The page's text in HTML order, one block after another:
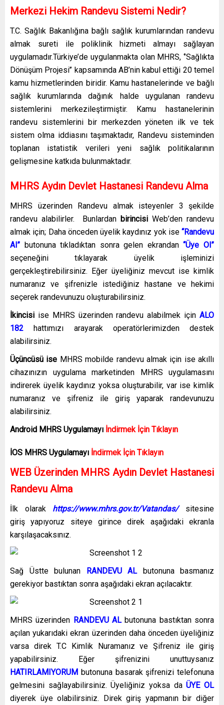
Merkezi Hekim Randevu Sistemi Nedir?
T.C. Sağlık Bakanlığına bağlı sağlık kurumlarından randevu
almak sureti ile poliklinik hizmeti almayı sağlayan
uygulamadır.Türkiye’de uygulanmakta olan MHRS, ‘’Sağlıkta
Dönüşüm Projesi’’ kapsamında AB’nin kabul ettiği 20 temel
kamu hizmetlerinden biridir. Kamu hastanelerinde ve bağlı
sağlık kurumlarında dağınık halde uygulanan randevu
sistemlerini merkezileştirmiştir. Kamu hastanelerinin
randevu sistemlerini bir merkezden yöneten ilk ve tek
sistem olma iddiasını taşımaktadır, Randevu sisteminden
toplanan istatistik verileri yeni sağlık politikalarının
gelişmesine katkıda bulunmaktadır.
MHRS Aydın Devlet Hastanesi Randevu Alma
MHRS üzerinden Randevu almak isteyenler 3 şekilde
randevu alabilirler. Bunlardan birincisi Web’den randevu
almak için; Daha önceden üyelik kaydınız yok ise “Randevu
Al” butonuna tıkladıktan sonra gelen ekrandan“Üye Ol”
seçeneğini tıklayarak üyelik işleminizi
gerçekleştirebilirsiniz. Eğer üyeliğiniz mevcut ise kimlik
numaranız ve şifrenizle istediğiniz hastane ve hekimi
seçerek randevunuzu oluşturabilirsiniz.
İkincisi ise MHRS üzerinden randevu alabilmek için ALO
182 hattımızı arayarak operatörlerimizden destek
alabilirsiniz.
Üçüncüsü ise MHRS mobilde randevu almak için ise akıllı
cihazınızın uygulama marketinden MHRS uygulamasını
indirerek üyelik kaydınız yoksa oluşturabilir, var ise kimlik
numaranız ve şifreniz ile giriş yaparak randevunuzu
alabilirsiniz.
Android MHRS Uygulamayı İndirmek İçin Tıklayın
İOS MHRS Uygulamayı İndirmek İçin Tıklayın
WEB Üzerinden MHRS Aydın Devlet Hastanesi
Randevu Alma
İlk olarak https://www.mhrs.gov.tr/Vatandas/ sitesine
giriş yapıyoruz siteye girince direk aşağıdaki ekranla
karşılaşacaksınız.
Sağ Üstte bulunan RANDEVU ALbutonuna basmanız
gerekiyor bastıktan sonra aşağıdaki ekran açılacaktır.
MHRS üzerinden RANDEVU ALbutonuna bastıktan sonra
açılan yukarıdaki ekran üzerinden daha önceden üyeliğiniz
varsa direk T.C Kimlik Nuramanız ve Şifreniz ile giriş
yapabilirsiniz. Eğer şifrenizini unuttuysanız
HATIRLAMIYORUM butonuna basarak şifrenizi telefonuna
gelmesini sağlayabilirsiniz. Üyeliğiniz yoksa daÜYE OL
diyerek üye olabilirsiniz. Direk giriş yapmanın bir diğer